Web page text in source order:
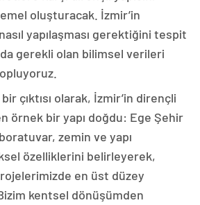
oluşturacak. İzmir’in
yapılaşması gerektiğini tespit
gerekli olan bilimsel verileri
bir çıktısı olarak, İzmir’in dirençli
örnek bir yapı doğdu: Ege Şehir
zemin ve yapı
özelliklerini belirleyerek,
en üst düzey
kentsel dönüşümden